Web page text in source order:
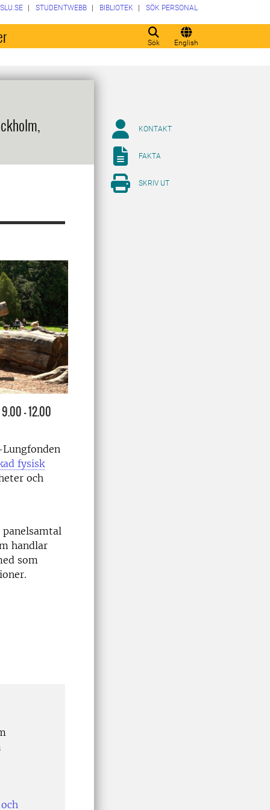
Sök English
SLU.SE STUDENTWEBB BIBLIOTEK SÖK PERSONAL
- 12.00
fysisk
och
handlar
som
KONTAKT
FAKTA
SKRIV UT